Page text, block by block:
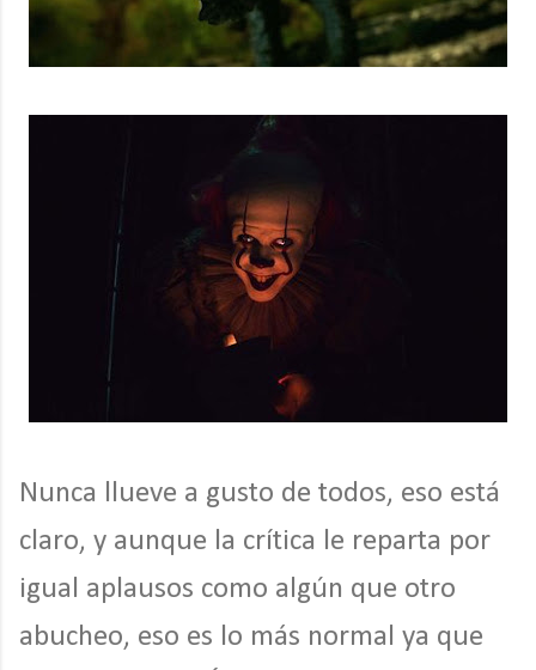
Nunca llueve a gusto de todos, eso está
claro, y aunque la crítica le reparta por
igual aplausos como algún que otro
abucheo, eso es lo más normal ya que